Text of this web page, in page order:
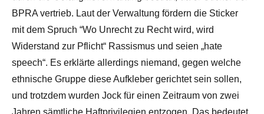
BPRA vertrieb. Laut der Verwaltung fördern die Sticker
mit dem Spruch “Wo Unrecht zu Recht wird, wird
Widerstand zur Pflicht“ Rassismus und seien „hate
speech“. Es erklärte allerdings niemand, gegen welche
ethnische Gruppe diese Aufkleber gerichtet sein sollen,
und trotzdem wurden Jock für einen Zeitraum von zwei
Jahren sämtliche Haftprivilegien entzogen. Das bedeutet,